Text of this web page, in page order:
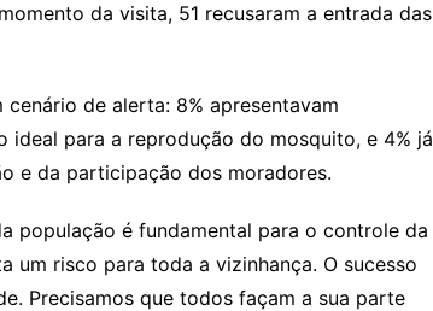
da visita, 51 recusaram a entrada das
de alerta: 8% apresentavam
ideal para a reprodução do mosquito, e 4% já
e da participação dos moradores.
população é fundamental para o controle da
um risco para toda a vizinhança. O sucesso
Precisamos que todos façam a sua parte